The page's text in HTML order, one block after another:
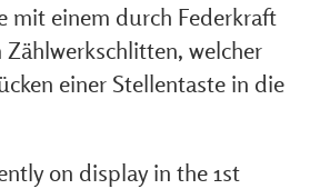
mit einem durch Federkraft
welcher
einer Stellentaste in die
on display in the 1st